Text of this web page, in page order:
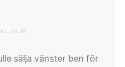
16:46
sälja vänster ben för